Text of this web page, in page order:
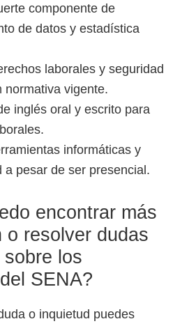
componente de
de datos y estadística
laborales y seguridad
normativa vigente.
inglés oral y escrito para
informáticas y
a pesar de ser presencial.
encontrar más
o resolver dudas
los
SENA?
o inquietud puedes